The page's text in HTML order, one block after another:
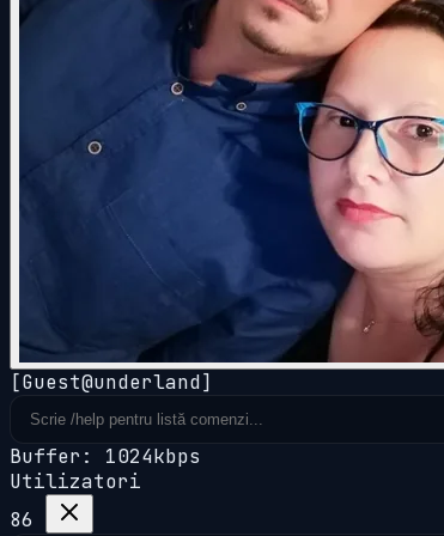
[Guest@underland]
Buffer: 1024kbps
Utilizatori
86